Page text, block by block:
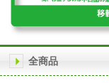
全商品